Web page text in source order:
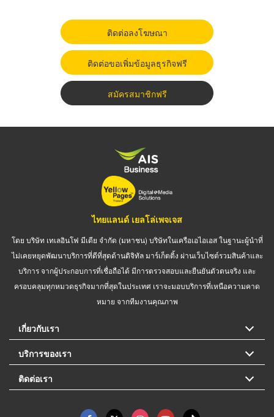
ติดต่อลงโฆษณา
ติดต่อขอเพิ่มข้อมูลธุรกิจฟรี
สมัครสมาชิกฟรี
ไทยแลนด์ เยลโล่เพจเจส
โดย บริษัท เทเลอินโฟ มีเดีย จำกัด (มหาชน) บริษัทในเครือเอไอเอส ในฐานะผู้นำที่
ไม่เคยหยุดพัฒนาบริการที่ดีที่สุดด้านดิจิทัล มาร์เก็ตติ้ง ผ่านเว็บไซต์รวมสินค้าและ
บริการ จากผู้ประกอบการที่เชื่อถือได้ มีการตรวจสอบและยืนยันตัวตนจริง และ
ครอบคลุมทุกหมวดธุรกิจมากที่สุดในประเทศ เราจะมอบบริการที่เหนือความคาด
หมาย จากทีมงานคุณภาพ
เกี่ยวกับเรา
บริการของเรา
ติดต่อเรา